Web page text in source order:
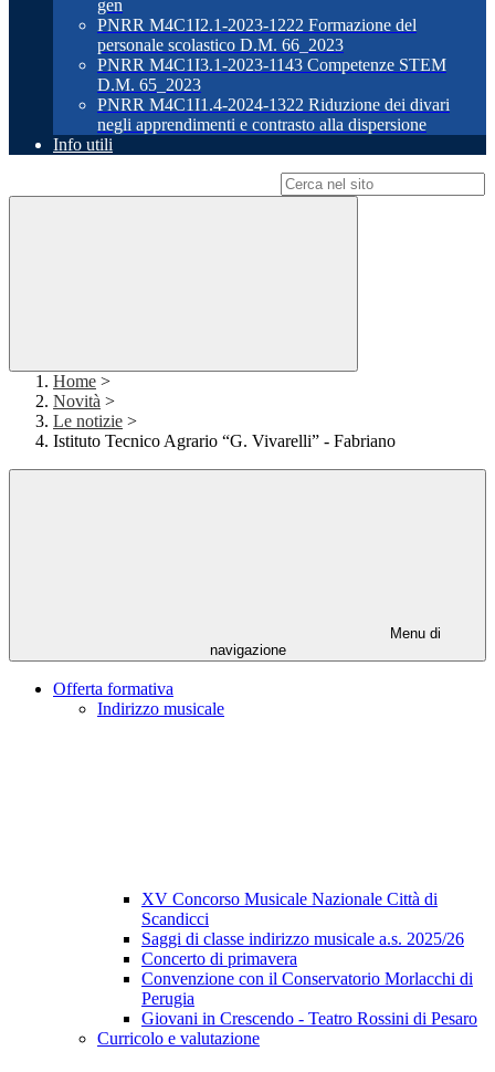
gen
PNRR M4C1I2.1-2023-1222 Formazione del
personale scolastico D.M. 66_2023
PNRR M4C1I3.1-2023-1143 Competenze STEM
D.M. 65_2023
PNRR M4C1I1.4-2024-1322 Riduzione dei divari
negli apprendimenti e contrasto alla dispersione
Info utili
Home >
Novità >
Le notizie >
Istituto Tecnico Agrario “G. Vivarelli” - Fabriano
Menu di
navigazione
Offerta formativa
Indirizzo musicale
XV Concorso Musicale Nazionale Città di
Scandicci
Saggi di classe indirizzo musicale a.s. 2025/26
Concerto di primavera
Convenzione con il Conservatorio Morlacchi di
Perugia
Giovani in Crescendo - Teatro Rossini di Pesaro
Curricolo e valutazione